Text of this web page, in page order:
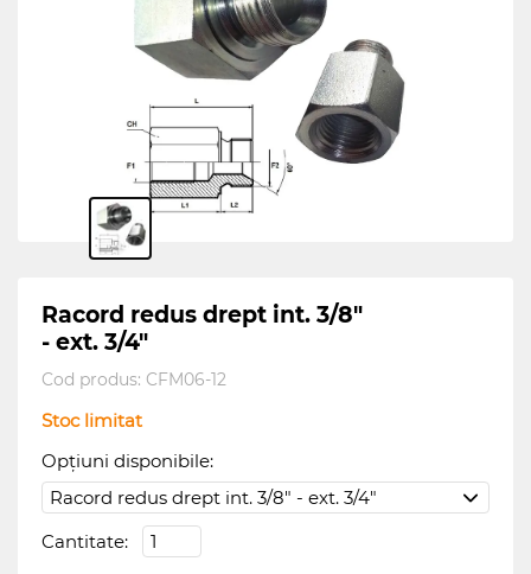
Racord redus drept int. 3/8"
- ext. 3/4"
Cod produs: CFM06-12
Stoc limitat
Opțiuni disponibile:
Cantitate: